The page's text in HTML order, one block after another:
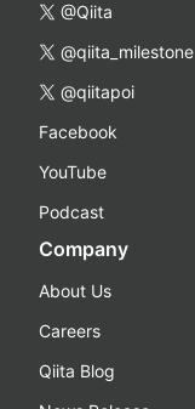
@Qiita
@qiita_milestone
@qiitapoi
Facebook
YouTube
Podcast
Company
About Us
Careers
Qiita Blog